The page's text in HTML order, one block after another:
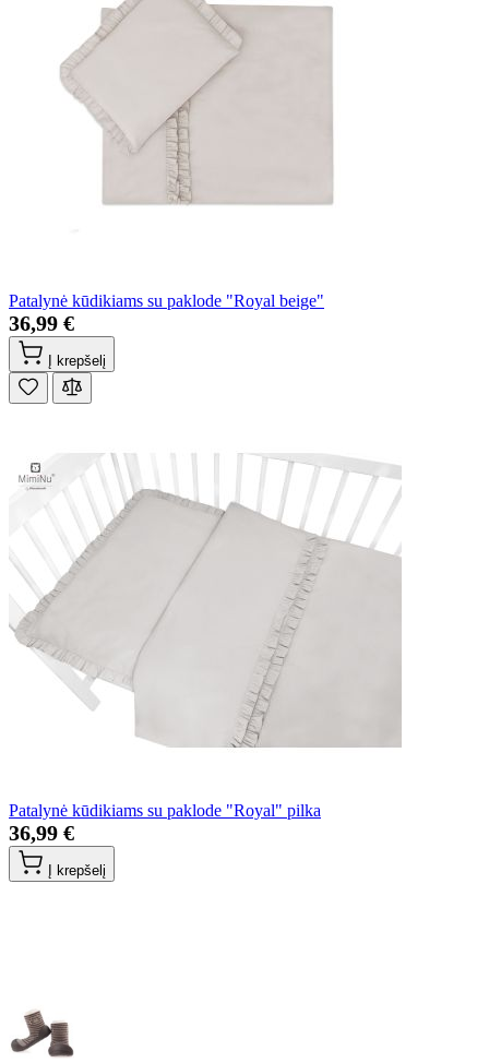
Patalynė kūdikiams su paklode "Royal beige"
36,99 €
Į krepšelį
Patalynė kūdikiams su paklode "Royal" pilka
36,99 €
Į krepšelį